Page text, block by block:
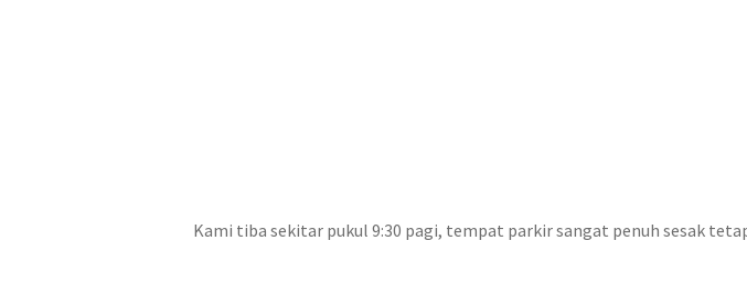
Kami tiba sekitar pukul 9:30 pagi, tempat parkir sangat penuh sesak